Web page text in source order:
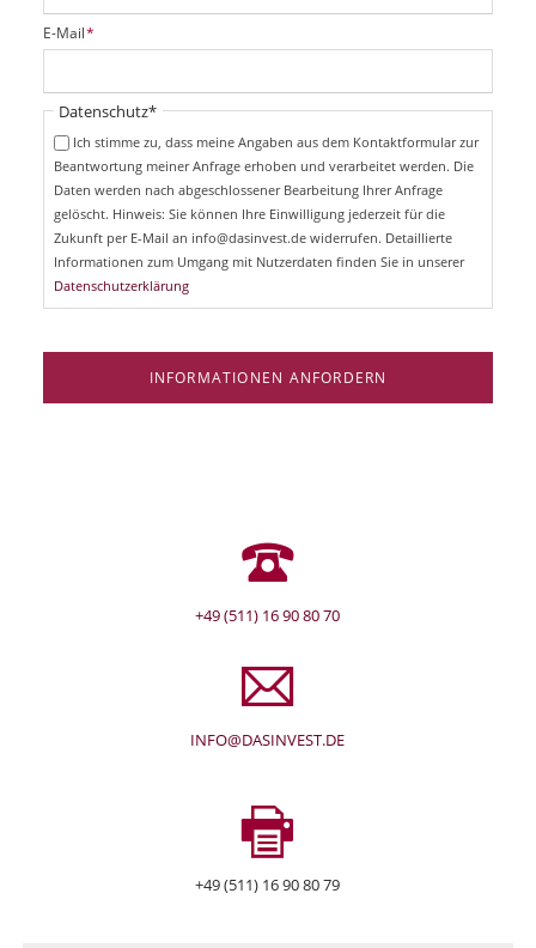
i
c
t
f
P
f
i
E-Mail*
Pflichtfeld
Datenschutz*
Ich stimme zu, dass meine Angaben aus dem Kontaktformular zur
Beantwortung meiner Anfrage erhoben und verarbeitet werden. Die
Daten werden nach abgeschlossener Bearbeitung Ihrer Anfrage
gelöscht. Hinweis: Sie können Ihre Einwilligung jederzeit für die
Zukunft per E-Mail an info@dasinvest.de widerrufen. Detaillierte
Informationen zum Umgang mit Nutzerdaten finden Sie in unserer
Datenschutzerklärung
INFORMATIONEN ANFORDERN
+49 (511) 16 90 80 70
INFO@DASINVEST.DE
+49 (511) 16 90 80 79